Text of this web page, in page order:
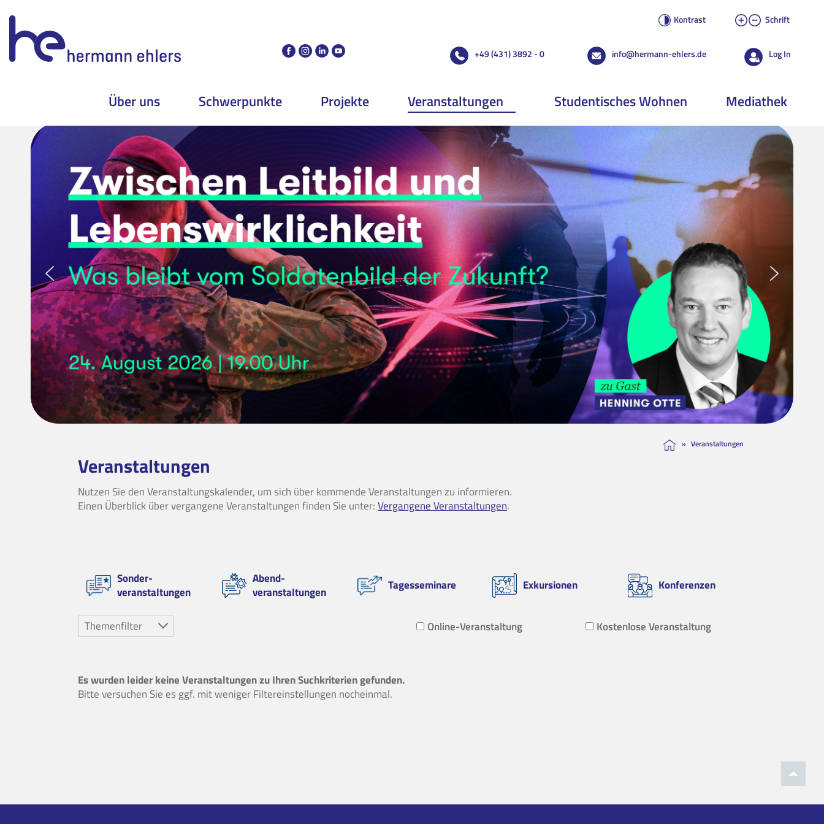
Kontrast Schrift
+49 (431) 3892 - 0 info@hermann-ehlers.de Log In
Über uns Schwerpunkte Projekte Veranstaltungen Studentisches Wohnen Mediathek
» Veranstaltungen
Veranstaltungen
Nutzen Sie den Veranstaltungskalender, um sich über kommende Veranstaltungen zu informieren.
Einen Überblick über vergangene Veranstaltungen finden Sie unter:Vergangene Veranstaltungen.
Sonder-
veranstaltungen
Abend-
veranstaltungen
Tagesseminare Exkursionen Konferenzen
Themenfilter Online-Veranstaltung Kostenlose Veranstaltung
Es wurden leider keine Veranstaltungen zu Ihren Suchkriterien gefunden.
Bitte versuchen Sie es ggf. mit weniger Filtereinstellungen nocheinmal.